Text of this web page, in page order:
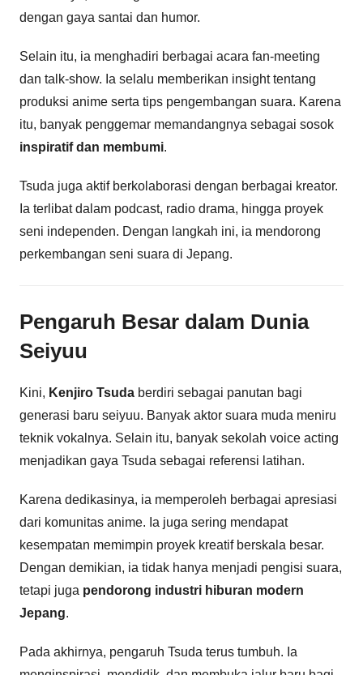
dengan gaya santai dan humor.
Selain itu, ia menghadiri berbagai acara fan-meeting
dan talk-show. Ia selalu memberikan insight tentang
produksi anime serta tips pengembangan suara. Karena
itu, banyak penggemar memandangnya sebagai sosok
inspiratif dan membumi.
Tsuda juga aktif berkolaborasi dengan berbagai kreator.
Ia terlibat dalam podcast, radio drama, hingga proyek
seni independen. Dengan langkah ini, ia mendorong
perkembangan seni suara di Jepang.
Pengaruh Besar dalam Dunia
Seiyuu
Kini, Kenjiro Tsuda berdiri sebagai panutan bagi
generasi baru seiyuu. Banyak aktor suara muda meniru
teknik vokalnya. Selain itu, banyak sekolah voice acting
menjadikan gaya Tsuda sebagai referensi latihan.
Karena dedikasinya, ia memperoleh berbagai apresiasi
dari komunitas anime. Ia juga sering mendapat
kesempatan memimpin proyek kreatif berskala besar.
Dengan demikian, ia tidak hanya menjadi pengisi suara,
tetapi juga pendorong industri hiburan modern
Jepang.
Pada akhirnya, pengaruh Tsuda terus tumbuh. Ia